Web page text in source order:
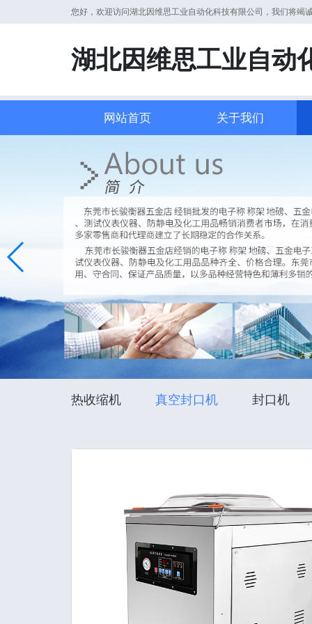
您好，欢迎访问湖北因维思工业自动化科技有限公司，我们将竭
湖北因维思工业自动
网站首页 关于我们
热收缩机 真空封口机 封口机